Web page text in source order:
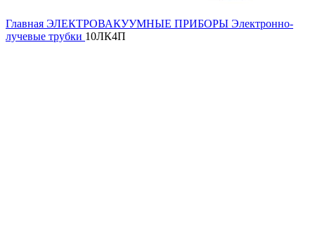
Главная ЭЛЕКТРОВАКУУМНЫЕ ПРИБОРЫ Электронно-
лучевые трубки 10ЛК4П